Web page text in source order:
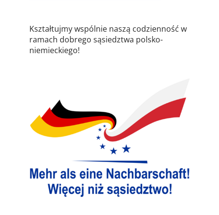
Kształtujmy wspólnie naszą codzienność w
ramach dobrego sąsiedztwa polsko-
niemieckiego!